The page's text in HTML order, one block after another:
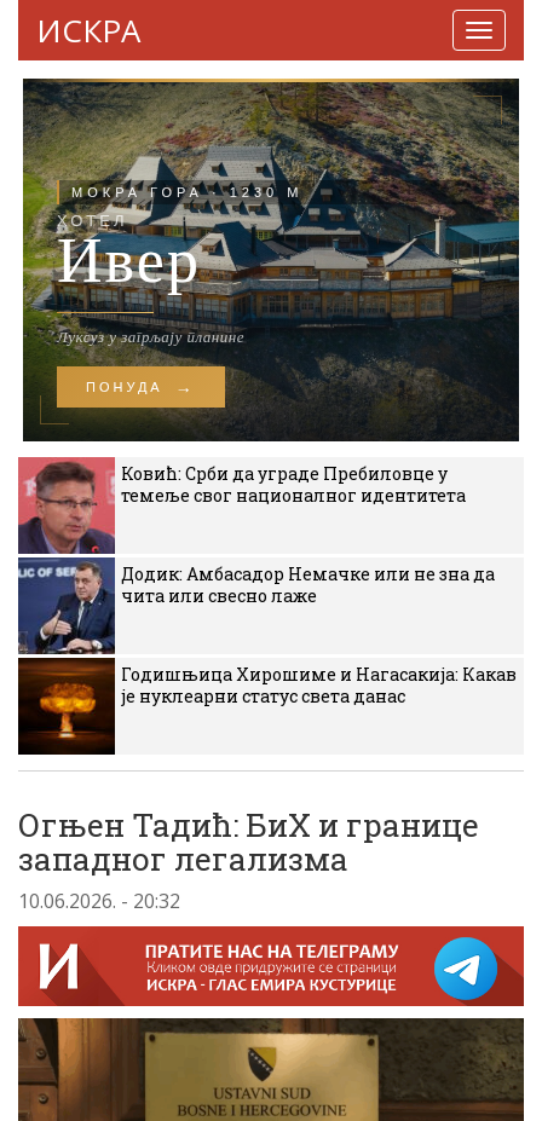
ИСКРА
Ковић: Срби да уграде Пребиловце у
темеље свог националног идентитета
Додик: Амбасадор Немачке или не зна да
чита или свесно лаже
Годишњица Хирошиме и Нагасакија: Какав
је нуклеарни статус света данас
Огњен Тадић: БиХ и границе
западног легализма
10.06.2026. - 20:32